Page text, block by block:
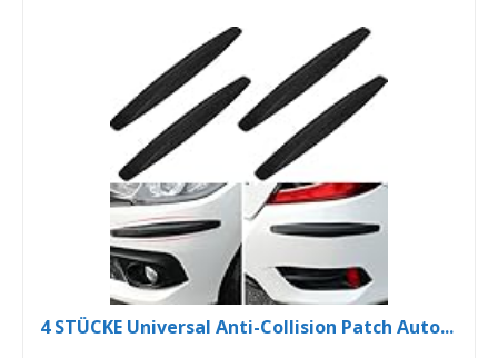
4 STÜCKE Universal Anti-Collision Patch Auto...